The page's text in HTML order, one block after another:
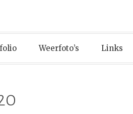
Weerfoto’s Links